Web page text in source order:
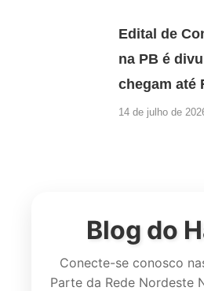
Edital de
na PB é
chegam até
14 de julho de
Blog do
Conecte-se conosco
Parte da Rede Nordeste